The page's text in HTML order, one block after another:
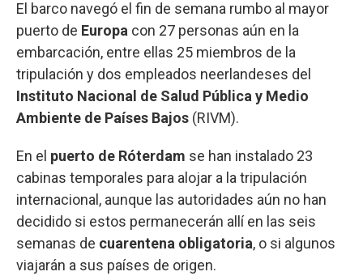
El barco navegó el fin de semana rumbo al mayor
puerto de Europa con 27 personas aún en la
embarcación, entre ellas 25 miembros de la
tripulación y dos empleados neerlandeses del
Instituto Nacional de Salud Pública y Medio
Ambiente de Países Bajos (RIVM).
En el puerto de Róterdam se han instalado 23
cabinas temporales para alojar a la tripulación
internacional, aunque las autoridades aún no han
decidido si estos permanecerán allí en las seis
semanas de cuarentena obligatoria, o si algunos
viajarán a sus países de origen.